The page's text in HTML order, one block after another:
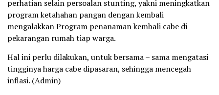
perhatian selain persoalan stunting, yakni meningkatkan
program ketahahan pangan dengan kembali
mengalakkan Program penanaman kembali cabe di
pekarangan rumah tiap warga.
Hal ini perlu dilakukan, untuk bersama – sama mengatasi
tingginya harga cabe dipasaran, sehingga mencegah
inflasi. (Admin)